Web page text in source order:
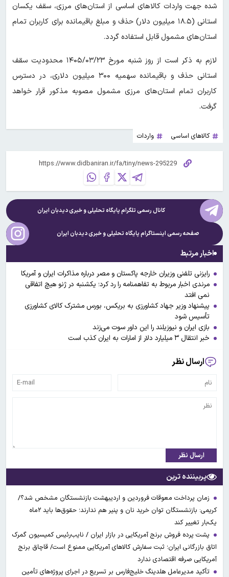
شده جهت واردات کالاهای اساسی از استان‌های مرزی، سقف یکسان
استانی (۱۸.۵ میلیون دلار) حذف و مبلغ باقیمانده برای کاربران تمام
استان‌های مشمول قابل استفاده گردد.
لازم به ذکر است از روز شنبه مورخ ۱۴۰۵/۰۳/۲۳ محدودیت سقف
استانی حذف و باقیمانده سهمیه ۳۰۰ میلیون دلاری، در دسترس
کاربران تمام استان‌های مرزی مشمول مصوبه مذکور قرار خواهد
گرفت.
کالاهای اساسی واردات
کانال رسمی تلگرام پایگاه تحلیلی و خبریدیدبان ایران
صفحه رسمی اینستاگرام پایگاه تحلیلی و خبریدیدبان ایران
اخبار مرتبط
رایزنی تلفنی وزیران خارجه پاکستان و مصر درباره مذاکرات ایران و آمریکا
مرندی اخبار مربوط به تفاهمنامه را رد کرد؛ یکشنبه در ژنو هیچ اتفاقی
نمی افتد
پیشنهاد وزیر جهاد کشاورزی به بریکس، بورس مشترک کالای کشاورزی
تأسیس شود
بازی ایران و نیوزیلند را این داور سوت می‌زند
خبر انتقال ۳ میلیارد دلار از امارات به ایران کذب است
ارسال نظر
ارسال نظر
پربیننده ترین
زمان پرداخت معوقات فروردین و اردیبهشت بازنشستگان مشخص شد؟/
کریمی: بازنشستگان توان خرید نان و پنیر هم ندارند؛ حقوق‌ها باید ۲ماه
یک‌بار تغییر کند
پشت پرده فروش برنج آمریکایی در بازار ایران / نایب‌رئیس کمیسیون گمرک
اتاق بازرگانی ایران؛ ثبت سفارش کالاهای آمریکایی ممنوع است/ قاچاق برنج
آمریکایی صرفه اقتصادی ندارد
تأکید مدیرعامل هلدینگ خلیج‌فارس بر تسریع در اجرای پروژه‌های تأمین